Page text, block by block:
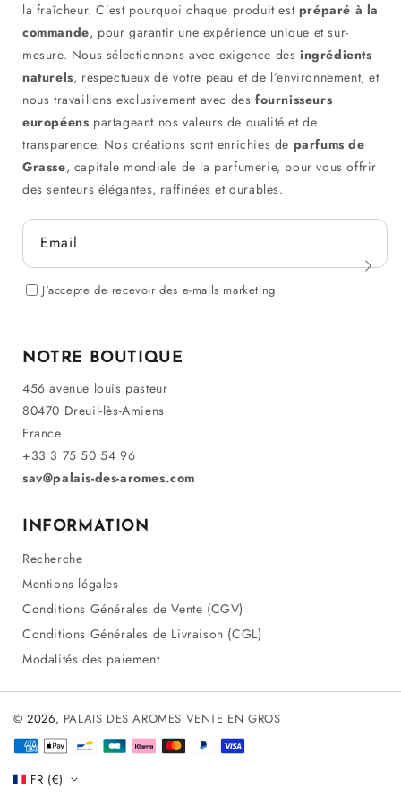
la fraîcheur. C’est pourquoi chaque produit est préparé à la
commande, pour garantir une expérience unique et sur-
mesure. Nous sélectionnons avec exigence desingrédients
naturels, respectueux de votre peau et de l’environnement, et
nous travaillons exclusivement avec desfournisseurs
européens partageant nos valeurs de qualité et de
transparence. Nos créations sont enrichies de parfums de
Grasse, capitale mondiale de la parfumerie, pour vous offrir
des senteurs élégantes, raffinées et durables.
Email
J'accepte de recevoir des e-mails marketing
NOTRE BOUTIQUE
456 avenue louis pasteur
80470 Dreuil-lès-Amiens
France
+33 3 75 50 54 96
sav@palais-des-aromes.com
INFORMATION
Recherche
Mentions légales
Conditions Générales de Vente (CGV)
Conditions Générales de Livraison (CGL)
Modalités des paiement
© 2026, PALAIS DES AROMES VENTE EN GROS
Méthodes
paiement
FR (€)